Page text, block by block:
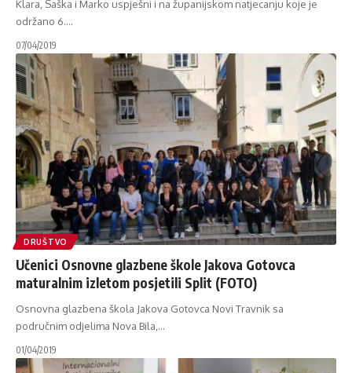
Klara, Saška i Marko uspješni i na županijskom natjecanju koje je
održano 6.…
07/04/2019
DRUŠTVO
Učenici Osnovne glazbene škole Jakova Gotovca
maturalnim izletom posjetili Split (FOTO)
Osnovna glazbena škola Jakova Gotovca Novi Travnik sa
područnim odjelima Nova Bila,…
01/04/2019